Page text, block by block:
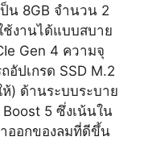
น 8GB จำนวน 2
ช้งานได้แบบสบาย
Gen 4 ความจุ
อัปเกรด SSD M.2
) ด้านระบบระบาย
5 ซึ่งเน้นใน
าออกของลมที่ดีขึ้น